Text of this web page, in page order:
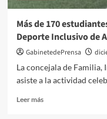
que
celebró
la
gala
bienvenida
con
Más de 170
Deporte Inclusivo de
GabinetedePrensa
La concejala de Familia,
asiste a la actividad
Leer másLeer